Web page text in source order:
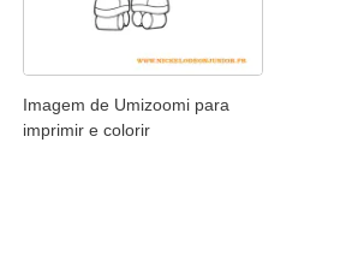
Imagem de Umizoomi para
imprimir e colorir